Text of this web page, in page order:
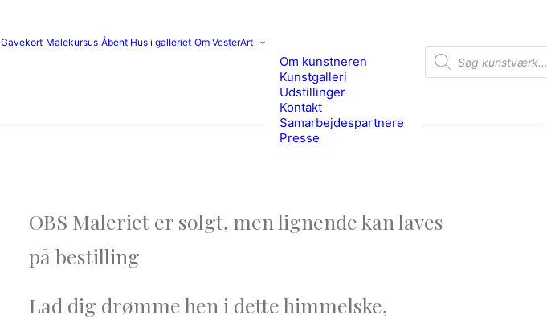
Gavekort Malekursus Åbent Hus i galleriet Om VesterArt
Om kunstneren
Kunstgalleri
Udstillinger
Kontakt
Samarbejdespartnere
Presse
Products search
OBS Maleriet er solgt, men lignende kan laves
på bestilling
Lad dig drømme hen i dette himmelske,